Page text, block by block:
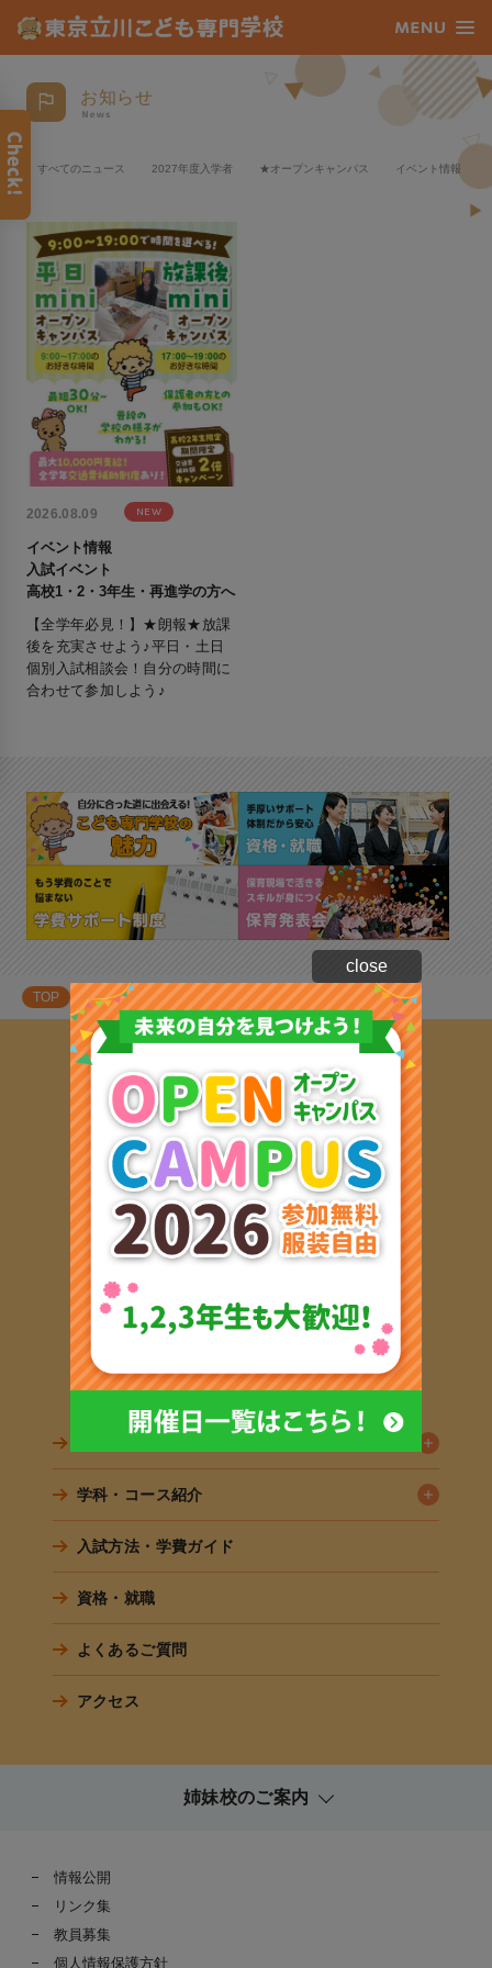
お知らせ
すべてのニュース 2027年度入学者 ★オープンキャンパス イベント情報
2026.08.09 NEW
イベント情報
入試イベント
高校1・2・3年生・再進学の方へ
【全学年必見！】★朗報★放課
後を充実させよう♪平日・土日
個別入試相談会！自分の時間に
合わせて参加しよう♪
TOP お知らせ
〒190-0012
東京都立川市曙町2-18-15
TEL:042-540-1355
FAX:042-540-1356
お問い合わせ（フリーコール）
※携帯・スマートフォンからでも通話できます。
学科・コース紹介
入試方法・学費ガイド
資格・就職
よくあるご質問
アクセス
姉妹校のご案内
情報公開
リンク集
教員募集
個人情報保護方針
close